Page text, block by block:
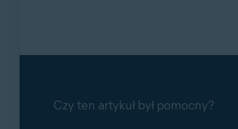
Czy ten artykuł był pomocny?